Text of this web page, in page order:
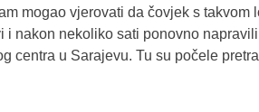
mogao vjerovati da čovjek s takvom
nakon nekoliko sati ponovno
centra u Sarajevu. Tu su počele